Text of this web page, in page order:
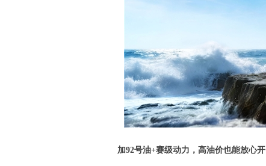
加92号油+赛级动力，高油价也能放心开